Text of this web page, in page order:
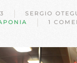
SERGIO
1EN
PEDRO
POR